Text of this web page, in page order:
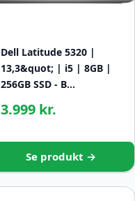
Dell Latitude 5320 |
13,3&quot; | i5 | 8GB |
256GB SSD - B…
3.999 kr.
Se produkt →